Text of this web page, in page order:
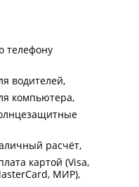
телефону
водителей
компьютера
расчёт
картой (Visa,
МИР)